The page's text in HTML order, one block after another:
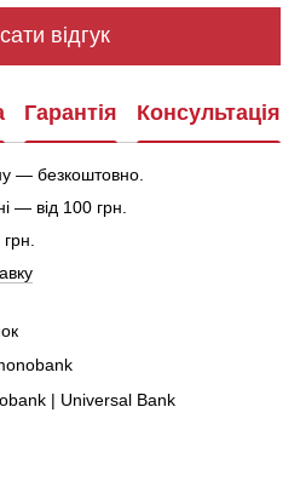
відгук
Гарантія Консультація
— безкоштовно.
— від 100 грн.
| Universal Bank